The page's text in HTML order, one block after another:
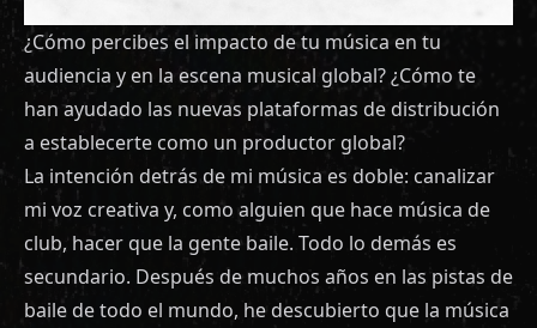
¿Cómo percibes el impacto de tu música en tu
audiencia y en la escena musical global? ¿Cómo te
han ayudado las nuevas plataformas de distribución
a establecerte como un productor global?
La intención detrás de mi música es doble: canalizar
mi voz creativa y, como alguien que hace música de
club, hacer que la gente baile. Todo lo demás es
secundario. Después de muchos años en las pistas de
baile de todo el mundo, he descubierto que la música